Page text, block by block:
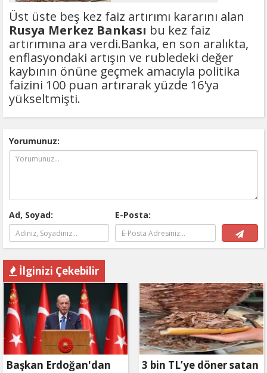
Üst üste beş kez faiz artırımı kararını alan
Rusya Merkez Bankası bu kez faiz
artırımına ara verdi.Banka, en son aralıkta,
enflasyondaki artışın ve rubledeki değer
kaybının önüne geçmek amacıyla politika
faizini 100 puan artırarak yüzde 16'ya
yükseltmişti.
Yorumunuz:
Ad, Soyad: E-Posta:
İlginizi Çekebilir
Başkan Erdoğan'dan
3 bin TL’ye döner satan